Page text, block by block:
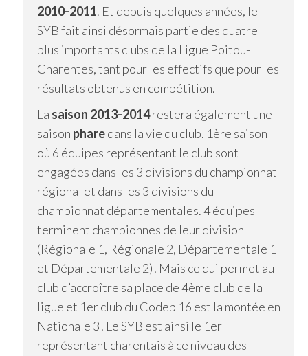
2010-2011. Et depuis quelques années, le
SYB fait ainsi désormais partie des quatre
plus importants clubs de la Ligue Poitou-
Charentes, tant pour les effectifs que pour les
résultats obtenus en compétition.
La saison 2013-2014restera également une
saison pharedans la vie du club. 1ère saison
où 6 équipes représentant le club sont
engagées dans les 3 divisions du championnat
régional et dans les 3 divisions du
championnat départementales. 4 équipes
terminent championnes de leur division
(Régionale 1, Régionale 2, Départementale 1
et Départementale 2)! Mais ce qui permet au
club d’accroître sa place de 4ème club de la
ligue et 1er club du Codep 16 est la montée en
Nationale 3! Le SYB est ainsi le 1er
représentant charentais à ce niveau des